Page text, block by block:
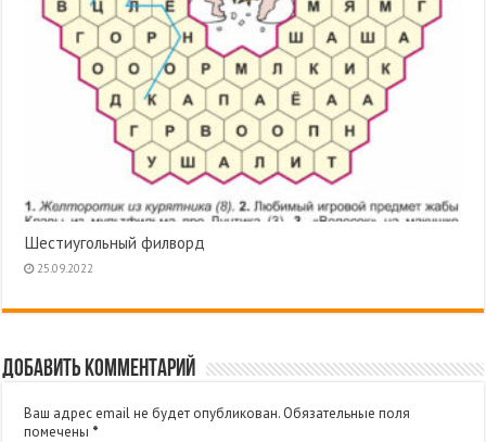
Шестиугольный филворд
25.09.2022
Добавить комментарий
Ваш адрес email не будет опубликован. Обязательные поля
помечены *